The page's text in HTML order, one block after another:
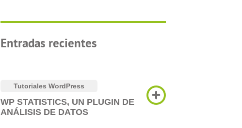
Entradas recientes
Tutoriales WordPress
WP STATISTICS, UN PLUGIN DE
ANÁLISIS DE DATOS